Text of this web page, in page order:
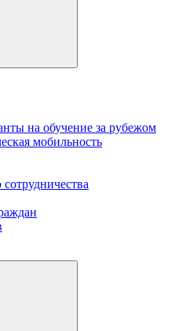
на обучение за рубежом
мобильность